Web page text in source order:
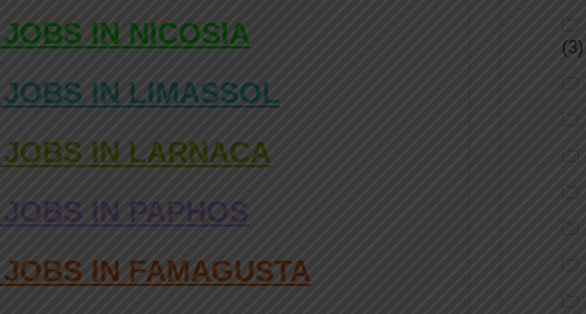
IN NICOSIA
IN LIMASSOL
IN LARNACA
IN PAPHOS
IN FAMAGUSTA
(3)